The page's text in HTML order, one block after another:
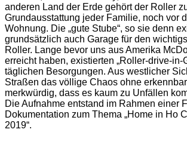
anderen Land der Erde gehört der Roller
Grundausstattung jeder Familie, noch vor
Wohnung. Die „gute Stube“, so sie denn
grundsätzlich auch Garage für den
Roller. Lange bevor uns aus Amerika
erreicht haben, existierten „Roller-drive-in-
täglichen Besorgungen. Aus westlicher
Straßen das völlige Chaos ohne
merkwürdig, dass es kaum zu Unfällen
Die Aufnahme entstand im Rahmen einer
Dokumentation zum Thema „Home in Ho
2019“.